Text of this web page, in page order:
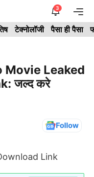
3
टेक्नोलॉजी पैसा ही पैसा
Movie Leaked
जल्द करे
Follow